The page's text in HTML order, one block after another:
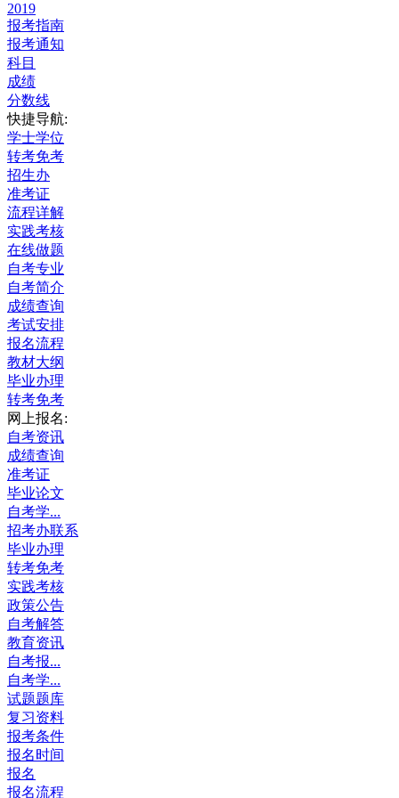
2019
报考指南
报考通知
科目
成绩
分数线
快捷导航:
学士学位
转考免考
招生办
准考证
流程详解
实践考核
在线做题
自考专业
自考简介
成绩查询
考试安排
报名流程
教材大纲
毕业办理
转考免考
网上报名:
自考资讯
成绩查询
准考证
毕业论文
自考学...
招考办联系
毕业办理
转考免考
实践考核
政策公告
自考解答
教育资讯
自考报...
自考学...
试题题库
复习资料
报考条件
报名时间
报名
报名流程